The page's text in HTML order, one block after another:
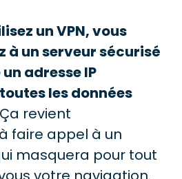
un VPN, vous
à un serveur sécurisé
adresse IP
les données
revient
faire appel à un
masquera pour tout